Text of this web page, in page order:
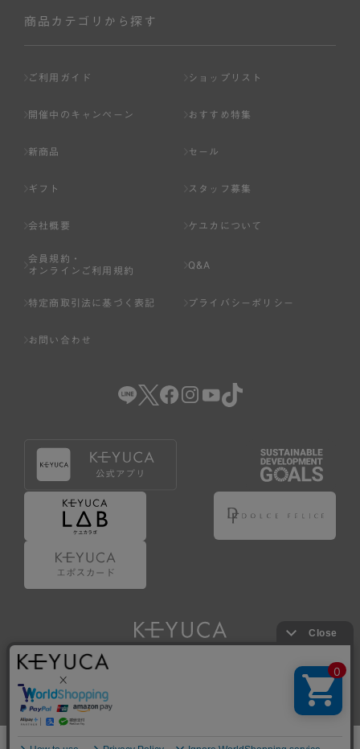
商品カテゴリから探す
ご利用ガイド ショップリスト
開催中のキャンペーン おすすめ特集
新商品 セール
ギフト スタッフ募集
会社概要 ケユカについて
会員規約・
オンラインご利用規約
Q&A
特定商取引法に基づく表記 プライバシーポリシー
お問い合わせ
Copyright © KAWAJUN Co., Ltd. All Rights Reserved.